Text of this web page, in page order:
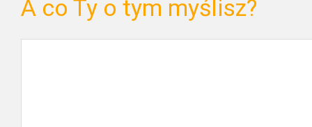
A co Ty o tym myślisz?